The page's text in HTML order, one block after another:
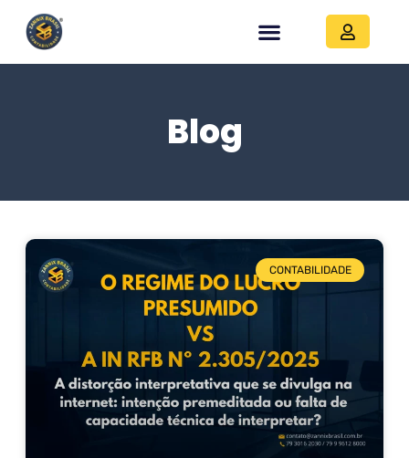
Blog
CONTABILIDADE